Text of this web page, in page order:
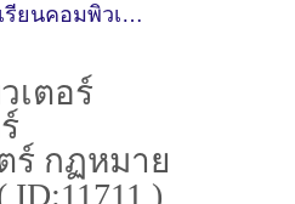
เรียนคอมพิวเตอร์ คณิตศาสตร์ เศรษฐศาสตร์ กฏหมายกับครูน้อย ( ID:11711 )
เตอร์
ร์ กฏหมาย
)